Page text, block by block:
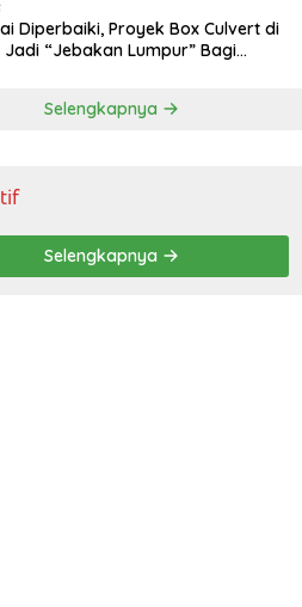
Diperbaiki, Proyek Box Culvert di
Jadi “Jebakan Lumpur” Bagi
Selengkapnya
Selengkapnya